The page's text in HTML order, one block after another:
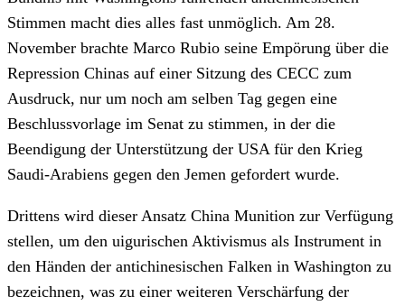
Stimmen macht dies alles fast unmöglich. Am 28.
November brachte Marco Rubio seine Empörung über die
Repression Chinas auf einer Sitzung des CECC zum
Ausdruck, nur um noch am selben Tag gegen eine
Beschlussvorlage im Senat zu stimmen, in der die
Beendigung der Unterstützung der USA für den Krieg
Saudi-Arabiens gegen den Jemen gefordert wurde.
Drittens wird dieser Ansatz China Munition zur Verfügung
stellen, um den uigurischen Aktivismus als Instrument in
den Händen der antichinesischen Falken in Washington zu
bezeichnen, was zu einer weiteren Verschärfung der